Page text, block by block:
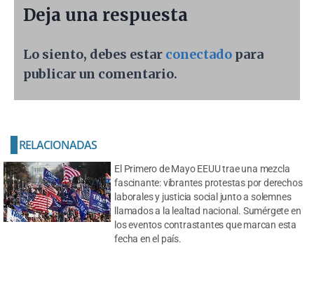
Deja una respuesta
Lo siento, debes estar conectado para
publicar un comentario.
El Primero de Mayo EEUU trae una mezcla
fascinante: vibrantes protestas por derechos
laborales y justicia social junto a solemnes
llamados a la lealtad nacional. Sumérgete en
los eventos contrastantes que marcan esta
fecha en el país.
RELACIONADAS